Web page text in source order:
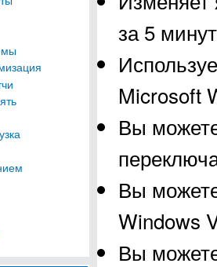
за 5
Microsoft
Вы
Вы
Windows
Вы